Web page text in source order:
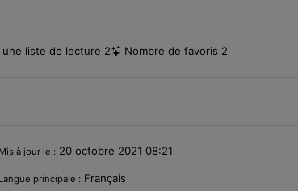
une liste de lecture 2 Nombre de favoris 2
Mis à jour le : 20 octobre 2021 08:21
Langue principale : Français